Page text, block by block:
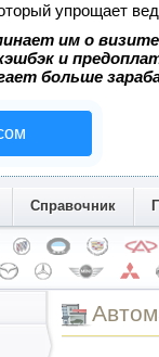
упрощает
им о
и
больше
Справочник